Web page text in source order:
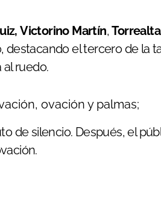
Victorino Martín,
el tercero de la
ruedo.
ovación y palmas;
de silencio. Después, el